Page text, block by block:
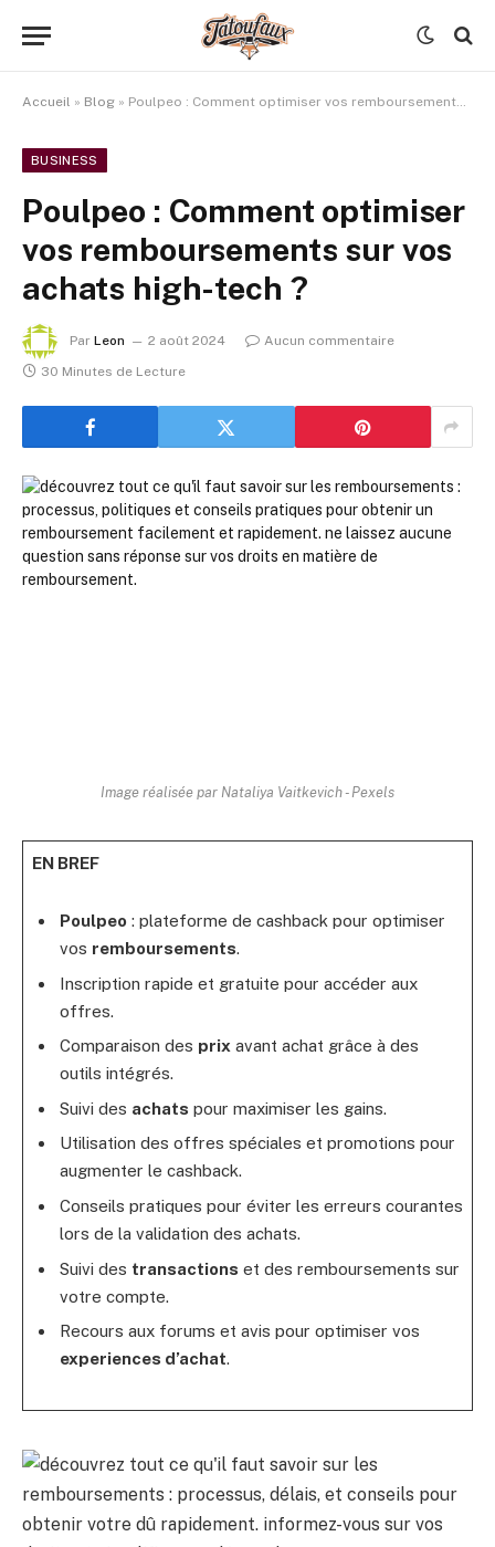
Accueil » Blog » Poulpeo : Comment optimiser vos remboursements sur vos achats high-tech ?
BUSINESS
Poulpeo : Comment optimiser
vos remboursements sur vos
achats high-tech ?
Par Leon 2 août 2024
Aucun commentaire
30 Minutes de Lecture
Image réalisée par Nataliya Vaitkevich - Pexels
EN BREF
Poulpeo : plateforme de cashback pour optimiser
vos remboursements.
Inscription rapide et gratuite pour accéder aux
offres.
Comparaison des prix avant achat grâce à des
outils intégrés.
Suivi des achats pour maximiser les gains.
Utilisation des offres spéciales et promotions pour
augmenter le cashback.
Conseils pratiques pour éviter les erreurs courantes
lors de la validation des achats.
Suivi des transactions et des remboursements sur
votre compte.
Recours aux forums et avis pour optimiser vos
experiences d’achat.